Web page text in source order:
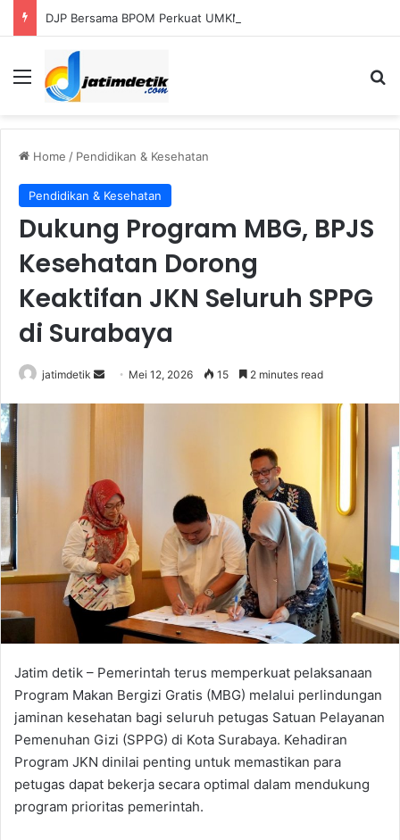
Menu
Home / Pendidikan & Kesehatan
Pendidikan & Kesehatan
Dukung Program MBG, BPJS
Kesehatan Dorong
Keaktifan JKN Seluruh SPPG
di Surabaya
jatimdetik
n
e
m
a
i
l
Mei 12, 2026 15 2 minutes read
Jatim detik – Pemerintah terus memperkuat pelaksanaan
Program Makan Bergizi Gratis (MBG) melalui perlindungan
jaminan kesehatan bagi seluruh petugas Satuan Pelayanan
Pemenuhan Gizi (SPPG) di Kota Surabaya. Kehadiran
Program JKN dinilai penting untuk memastikan para
petugas dapat bekerja secara optimal dalam mendukung
program prioritas pemerintah.